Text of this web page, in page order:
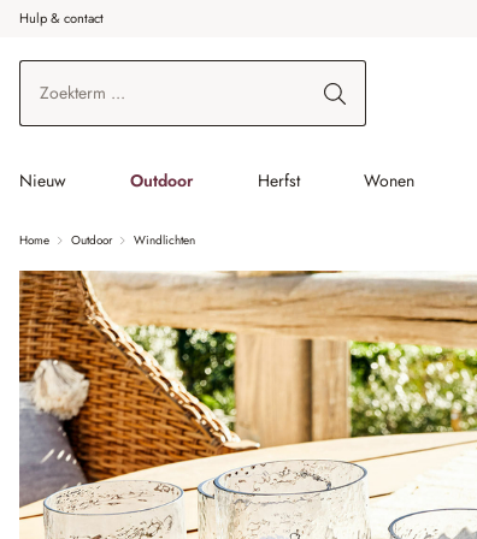
de hoofdinhoud
Ga naar zoeken
Ga naar de hoofdnavigatie
Hulp & contact
Nieuw Outdoor Herfst Wonen
Home Outdoor Windlichten